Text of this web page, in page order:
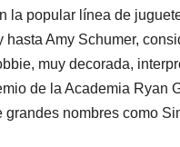
la popular línea de
Amy Schumer,
muy decorada,
de la Academia Ryan
nombres como